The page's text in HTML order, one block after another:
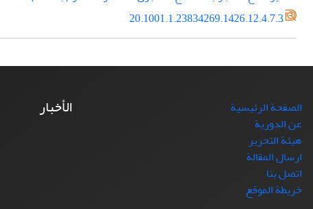
20.1001.1.23834269.1426.12.4.7.3
الصفحة الرئيسية
عن الدورية
هيئة التحرير
ارسال المقالة
اتصل بنا
خريطة الموقع
الأخبار